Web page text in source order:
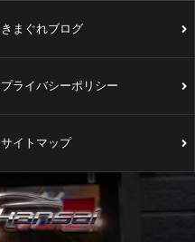
きまぐれブログ
プライバシーポリシー
サイトマップ